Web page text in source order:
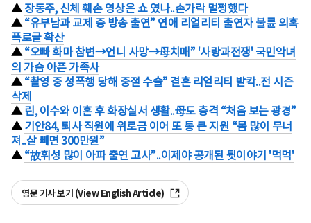
▲ 장동주, 신체 훼손 영상은 쇼 였나..손가락 멀쩡했다
▲ “유부남과 교제 중 방송 출연” 연애 리얼리티 출연자 불륜 의혹
폭로글 확산
▲ “오빠 화마 참변→언니 사망→母치매” '사랑과전쟁' 국민악녀
의 가슴 아픈 가족사
▲ “촬영 중 성폭행 당해 중절 수술” 결혼 리얼리티 발칵..전 시즌
삭제
▲ 린, 이수와 이혼 후 화장실서 생활..母도 충격 “처음 보는 광경”
▲ 기안84, 퇴사 직원에 위로금 이어 또 통 큰 지원 “몸 많이 무너
져..살 빼면 300만원”
▲ “故휘성 많이 아파 출연 고사”..이제야 공개된 뒷이야기 '먹먹'
영문 기사 보기 (View English Article)